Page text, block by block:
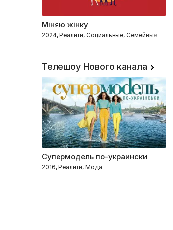
Міняю жінку
2024, Реалити, Социальные, Семейные
Телешоу Нового канала
Супермодель по-украински
2016, Реалити, Мода